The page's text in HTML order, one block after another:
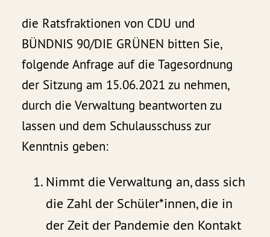
die Ratsfraktionen von CDU und
BÜNDNIS 90/DIE GRÜNEN bitten Sie,
folgende Anfrage auf die Tagesordnung
der Sitzung am 15.06.2021 zu nehmen,
durch die Verwaltung beantworten zu
lassen und dem Schulausschuss zur
Kenntnis geben:
Nimmt die Verwaltung an, dass sich
die Zahl der Schüler*innen, die in
der Zeit der Pandemie den Kontakt